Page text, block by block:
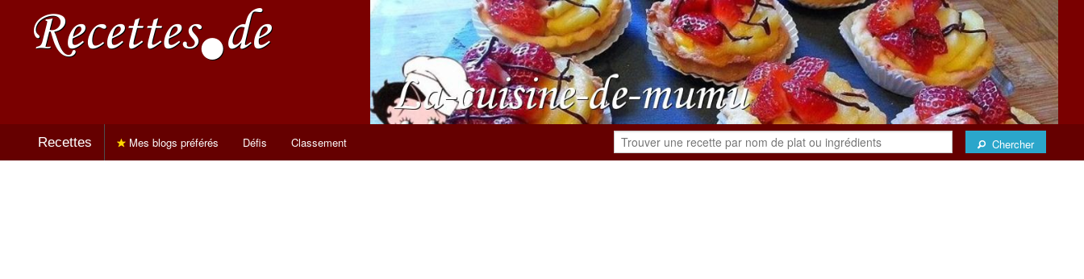
Recettes Chercher
Mes blogs préférés Défis Classement